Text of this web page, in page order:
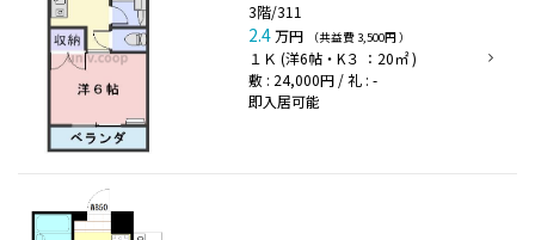
3階/311
2.4万円 （共益費 3,500円 ）
１Ｋ (洋6帖・K３ ：20㎡ )
敷 : 24,000円 / 礼 : -
即入居可能